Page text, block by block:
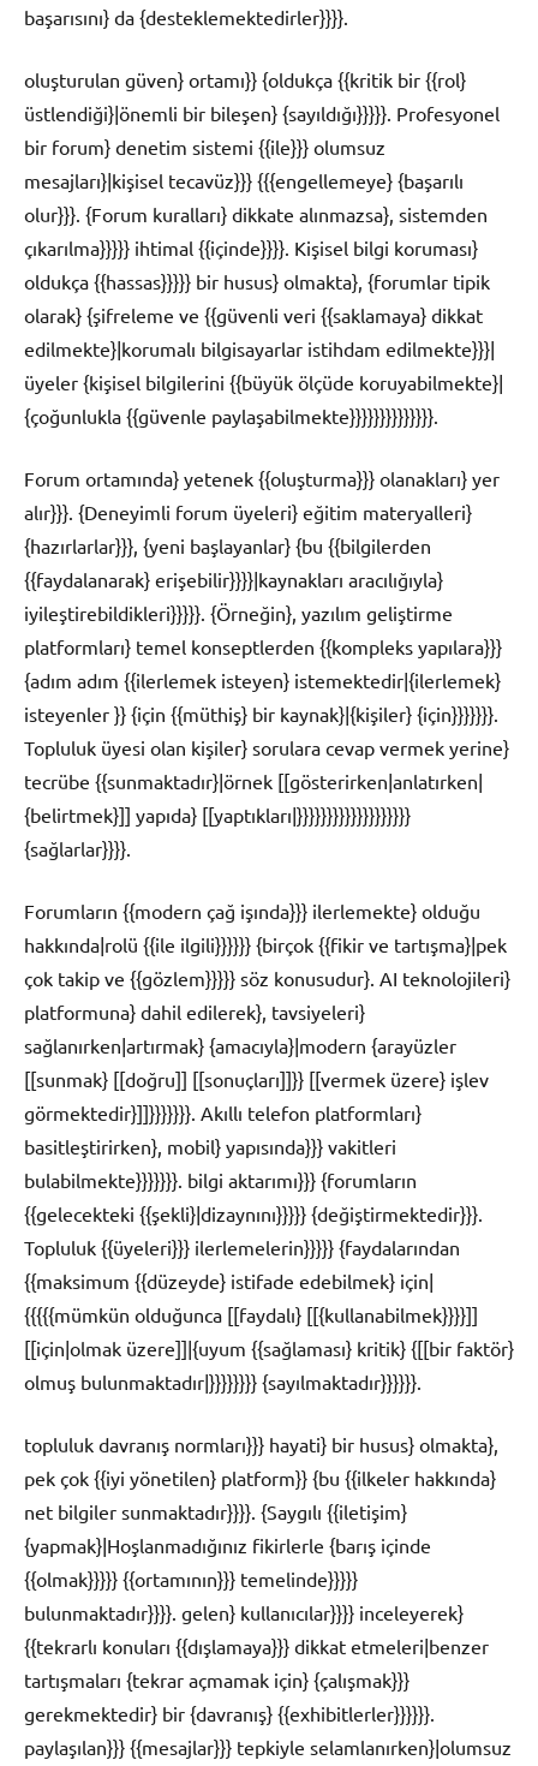
başarısını} da {desteklemektedirler}}}}.
oluşturulan güven} ortamı}} {oldukça {{kritik bir {{rol}
üstlendiği}|önemli bir bileşen} {sayıldığı}}}}}. Profesyonel
bir forum} denetim sistemi {{ile}}} olumsuz
mesajları}|kişisel tecavüz}}} {{{engellemeye} {başarılı
olur}}}. {Forum kuralları} dikkate alınmazsa}, sistemden
çıkarılma}}}}} ihtimal {{içinde}}}}. Kişisel bilgi koruması}
oldukça {{hassas}}}}} bir husus} olmakta}, {forumlar tipik
olarak} {şifreleme ve {{güvenli veri {{saklamaya} dikkat
edilmekte}|korumalı bilgisayarlar istihdam edilmekte}}}|
üyeler {kişisel bilgilerini {{büyük ölçüde koruyabilmekte}|
{çoğunlukla {{güvenle paylaşabilmekte}}}}}}}}}}}}}}.
Forum ortamında} yetenek {{oluşturma}}} olanakları} yer
alır}}}. {Deneyimli forum üyeleri} eğitim materyalleri}
{hazırlarlar}}}, {yeni başlayanlar} {bu {{bilgilerden
{{faydalanarak} erişebilir}}}}|kaynakları aracılığıyla}
iyileştirebildikleri}}}}}. {Örneğin}, yazılım geliştirme
platformları} temel konseptlerden {{kompleks yapılara}}}
{adım adım {{ilerlemek isteyen} istemektedir|{ilerlemek}
isteyenler }} {için {{müthiş} bir kaynak}|{kişiler} {için}}}}}}}.
Topluluk üyesi olan kişiler} sorulara cevap vermek yerine}
tecrübe {{sunmaktadır}|örnek [[gösterirken|anlatırken|
{belirtmek}]] yapıda} [[yaptıkları|}}}}}}}}}}}}}}}}}}}
{sağlarlar}}}}.
Forumların {{modern çağ işında}}} ilerlemekte} olduğu
hakkında|rolü {{ile ilgili}}}}}} {birçok {{fikir ve tartışma}|pek
çok takip ve {{gözlem}}}}} söz konusudur}. AI teknolojileri}
platformuna} dahil edilerek}, tavsiyeleri}
sağlanırken|artırmak} {amacıyla}|modern {arayüzler
[[sunmak} [[doğru]] [[sonuçları]]}} [[vermek üzere} işlev
görmektedir}]]}}}}}}}. Akıllı telefon platformları}
basitleştirirken}, mobil} yapısında}}} vakitleri
bulabilmekte}}}}}}}. bilgi aktarımı}}} {forumların
{{gelecekteki {{şekli}|dizaynını}}}}} {değiştirmektedir}}}.
Topluluk {{üyeleri}}} ilerlemelerin}}}}} {faydalarından
{{maksimum {{düzeyde} istifade edebilmek} için|
{{{{{mümkün olduğunca [[faydalı} [[{kullanabilmek}}}}]]
[[için|olmak üzere]]|{uyum {{sağlaması} kritik} {[[bir faktör}
olmuş bulunmaktadır|}}}}}}}} {sayılmaktadır}}}}}}.
topluluk davranış normları}}} hayati} bir husus} olmakta},
pek çok {{iyi yönetilen} platform}} {bu {{ilkeler hakkında}
net bilgiler sunmaktadır}}}}. {Saygılı {{iletişim}
{yapmak}|Hoşlanmadığınız fikirlerle {barış içinde
{{olmak}}}}} {{ortamının}}} temelinde}}}}}
bulunmaktadır}}}}. gelen} kullanıcılar}}}} inceleyerek}
{{tekrarlı konuları {{dışlamaya}}} dikkat etmeleri|benzer
tartışmaları {tekrar açmamak için} {çalışmak}}}
gerekmektedir} bir {davranış} {{exhibitlerler}}}}}}.
paylaşılan}}} {{mesajlar}}} tepkiyle selamlanırken}|olumsuz